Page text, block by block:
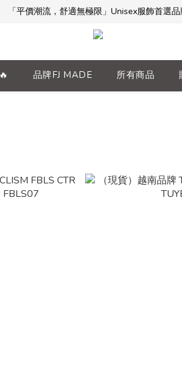
「平價潮流，舒適無極限」Unisex服飾首選
「平價潮流，舒適無極限」Unisex服飾首選
本週限時開團🔥
全館滿$5000免運！加入會員享更多優惠及折
「平價潮流，舒適無極限」Unisex服飾首選品
品牌FJ MADE 所有商品